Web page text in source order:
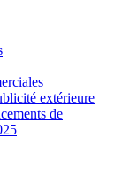
extérieure
de